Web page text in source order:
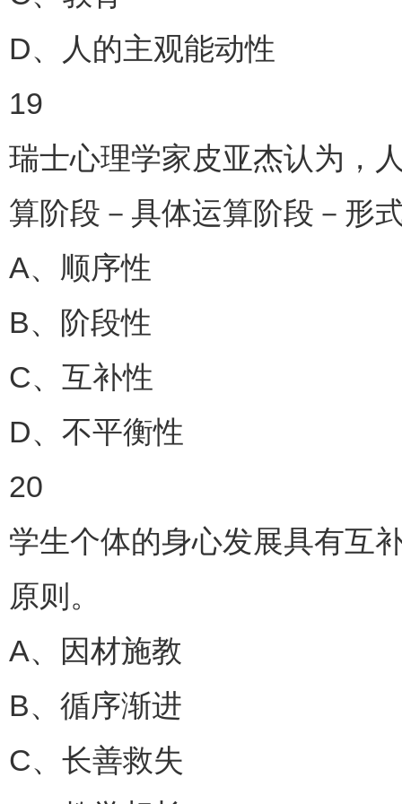
D、人的主观能动性
19
瑞士心理学家皮亚杰认为，
算阶段－具体运算阶段－形
A、顺序性
B、阶段性
C、互补性
D、不平衡性
20
学生个体的身心发展具有互
原则。
A、因材施教
B、循序渐进
C、长善救失